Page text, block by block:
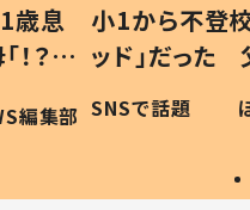
歳息
？」
編集部
小1から不登
ッド」だった
作り続ける
#令和の子
SNSで話題